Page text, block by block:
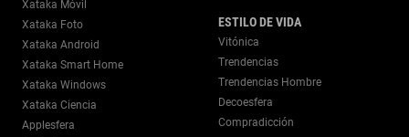
Xataka Móvil
Xataka Foto
Xataka Android
Xataka Smart Home
Xataka Windows
Xataka Ciencia
Applesfera
ESTILO DE VIDA
Vitónica
Trendencias
Trendencias Hombre
Decoesfera
Compradicción